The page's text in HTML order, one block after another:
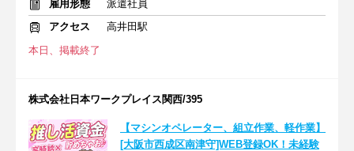
雇用形態
派遣社員
アクセス
高井田駅
本日、掲載終了
株式会社日本ワークプレイス関西/395
【マシンオペレーター、組立作業、軽作業】
[大阪市西成区南津守]WEB登録OK！未経験